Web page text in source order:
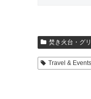
焚き火台・グ
Travel & Events